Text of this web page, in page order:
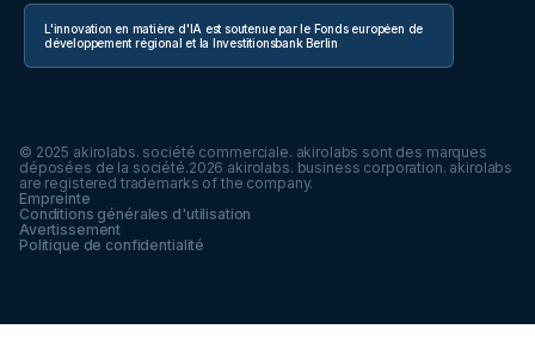
L'innovation en matière d'IA est soutenue par le Fonds européen de
développement régional et la Investitionsbank Berlin
© 2025 akirolabs. société commerciale. akirolabs sont des marques
déposées de la société.2026 akirolabs. business corporation. akirolabs
are registered trademarks of the company.
Empreinte
Conditions générales d'utilisation
Avertissement
Politique de confidentialité